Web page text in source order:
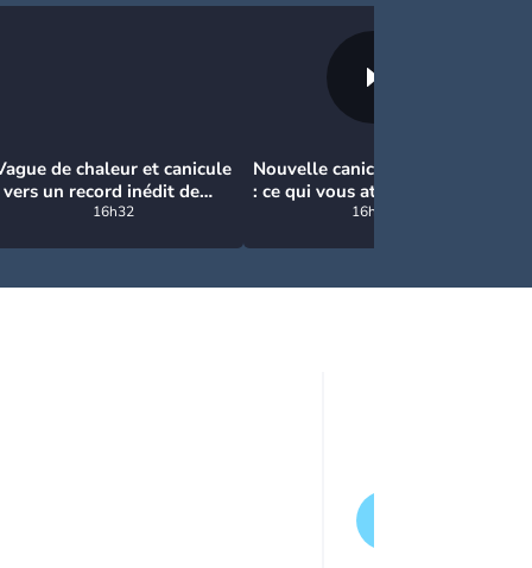
de chaleur et canicule
vers un record inédit de
durable en France
16h32
Nouvelle canicule en France
: ce qui vous attend
16h27